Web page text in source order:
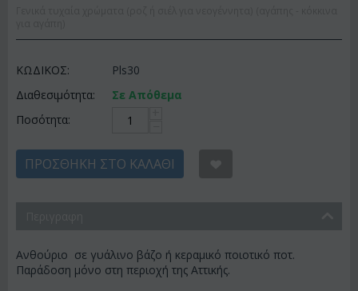
ΚΩΔΙΚΟΣ:
Pls30
Διαθεσιμότητα:
Σε Απόθεμα
Ποσότητα:
ΠΡΟΣΘΉΚΗ ΣΤΟ ΚΑΛΆΘΙ
Ανθούριο σε γυάλινο βάζο ή κεραμικό ποιοτικό ποτ.
Παράδοση μόνο στη περιοχή της Αττικής.